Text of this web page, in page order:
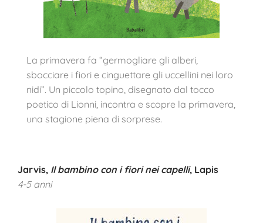
La primavera fa “germogliare gli alberi,
sbocciare i fiori e cinguettare gli uccellini nei loro
nidi”. Un piccolo topino, disegnato dal tocco
poetico di Lionni, incontra e scopre la primavera,
una stagione piena di sorprese.
Jarvis, Il bambino con i fiori nei capelli, Lapis
4-5 anni